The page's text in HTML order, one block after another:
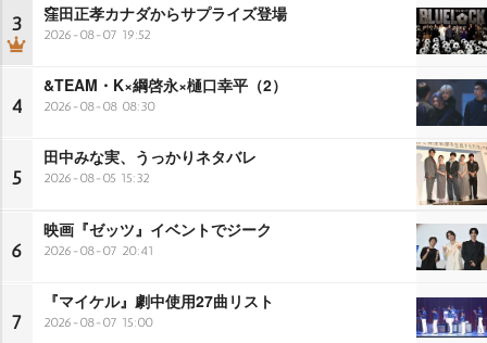
3 窪田正孝カナダからサプライズ登場
2026-08-07 19:52
4
&TEAM・K×綱啓永×樋口幸平（2）
2026-08-08 08:30
5
田中みな実、うっかりネタバレ
2026-08-05 15:32
6
映画『ゼッツ』イベントでジーク
2026-08-07 20:41
7
『マイケル』劇中使用27曲リスト
2026-08-07 15:00